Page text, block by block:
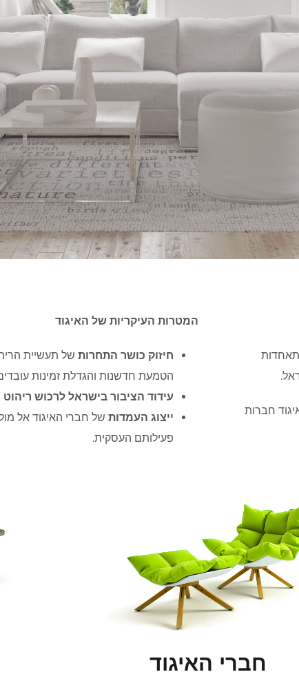
חברות
המטרות העיקריות של האיגוד
חיזוק כושר התחרות של תעשיית
הטמעת חדשנות והגדלת זמינות
עידוד הציבור בישראל לרכוש ריהוט
ייצוג העמדות של חברי האיגוד אל
פעילותם העסקית.
חברי האיגוד